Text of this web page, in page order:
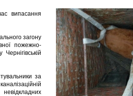
випасання
загону
пожежно-
за